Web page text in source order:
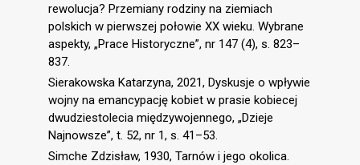
rewolucja? Przemiany rodziny na ziemiach
polskich w pierwszej połowie XX wieku. Wybrane
aspekty, „Prace Historyczne”, nr 147 (4), s. 823–
837.
Sierakowska Katarzyna, 2021, Dyskusje o wpływie
wojny na emancypację kobiet w prasie kobiecej
dwudziestolecia międzywojennego, „Dzieje
Najnowsze”, t. 52, nr 1, s. 41–53.
Simche Zdzisław, 1930, Tarnów i jego okolica.